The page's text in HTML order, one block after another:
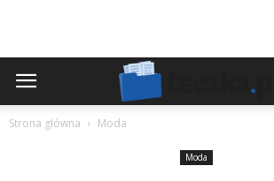
Strona główna Moda
Moda